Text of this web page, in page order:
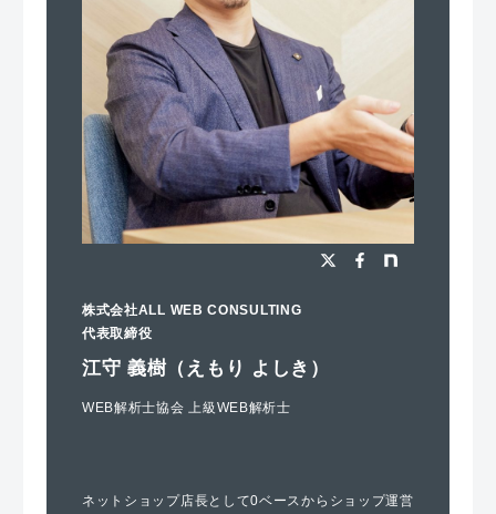
株式会社ALL WEB CONSULTING
代表取締役
江守 義樹（えもり よしき）
WEB解析士協会 上級WEB解析士
ネットショップ店長として0ベースからショップ運営